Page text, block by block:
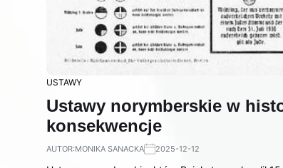
USTAWY
Ustawy norymberskie w
konsekwencje
AUTOR:MONIKA SANACKA 2025-12-12